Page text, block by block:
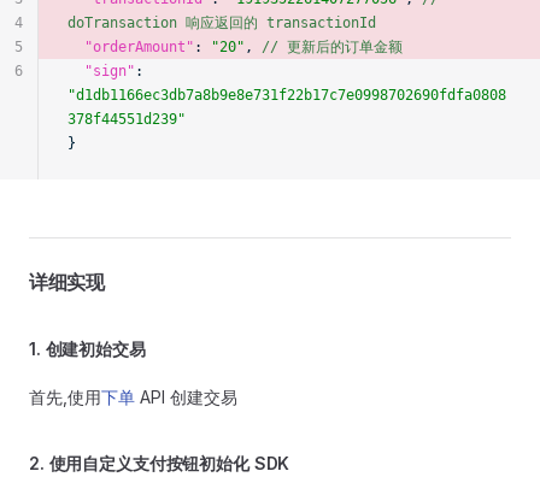
doTransaction 响应返回的 transactionId
  "orderAmount"
: "20" , // 更新后的订单金额
  "sign"
"d1db1166ec3db7a8b9e8e731f22b17c7e0998702690fdfa0808
378f44551d239"
}
4
5
6
详细实现
1. 创建初始交易
首先,使用下单 API 创建交易
2. 使用自定义支付按钮初始化 SDK